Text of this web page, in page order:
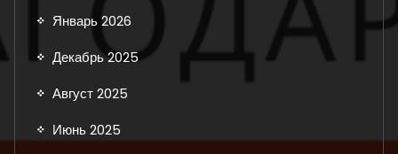
Январь 2026
Декабрь 2025
Август 2025
Июнь 2025